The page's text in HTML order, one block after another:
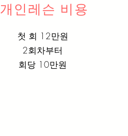
개인레슨 비용
첫 회 12만원
2회차부터
회당 10만원